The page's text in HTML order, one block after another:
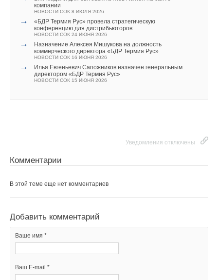
компании
НОВОСТИ СОК 8 ИЮЛЯ 2026
→
«БДР Термия Рус» провела стратегическую
конференцию для дистрибьюторов
НОВОСТИ СОК 24 ИЮНЯ 2026
→
Назначение Алексея Мишукова на должность
коммерческого директора «БДР Термия Рус»
НОВОСТИ СОК 16 ИЮНЯ 2026
→
Илья Евгеньевич Сапожников назначен генеральным
директором «БДР Термия Рус»
НОВОСТИ СОК 15 ИЮНЯ 2026
Уведомления отключены
Комментарии
В этой теме еще нет комментариев
Добавить комментарий
Ваше имя *
Ваш E-mail *
Комментарии
В этой теме еще нет комментариев
Добавить комментарий
Ваше имя *
Ваше имя *
Текст комментария
НОВОСТИ СОК 25 МАЯ 2026
Daikin и Delta подписали меморандум по охлаждению
дата-центров в АСЕАН—Океании
НОВОСТИ СОК 15 МАЯ 2026
Daikin расширила линейку Altherma 4 тепловыми
насосами на пропане
НОВОСТИ СОК 30 МАРТА 2026
Daikin запустила холодильное оборудование на R-290
мощностью до 2 000 кВт
НОВОСТИ СОК 6 МАРТА 2026
Daikin Applied представила роторную установку с
Добавить комментарий
Ваше имя *